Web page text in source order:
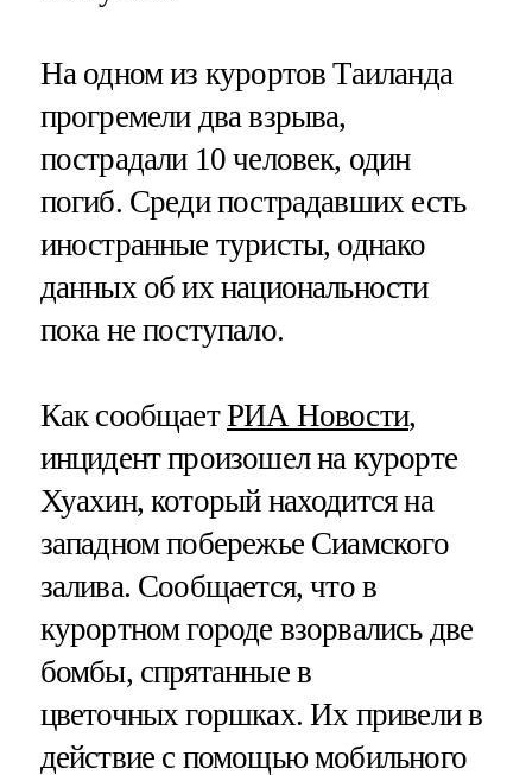
На одном из курортов Таиланда
прогремели два взрыва,
пострадали 10 человек, один
погиб. Среди пострадавших есть
иностранные туристы, однако
данных об их национальности
пока не поступало.
Как сообщаетРИА Новости,
инцидент произошел на курорте
Хуахин, который находится на
западном побережье Сиамского
залива. Сообщается, что в
курортном городе взорвались две
бомбы, спрятанные в
цветочных горшках. Их привели в
действие с помощью мобильного